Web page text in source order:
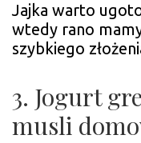
Jajka warto
wtedy rano
szybkiego
3. Jogurt
musli